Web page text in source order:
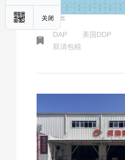
DAP 美国DDP
双清包税